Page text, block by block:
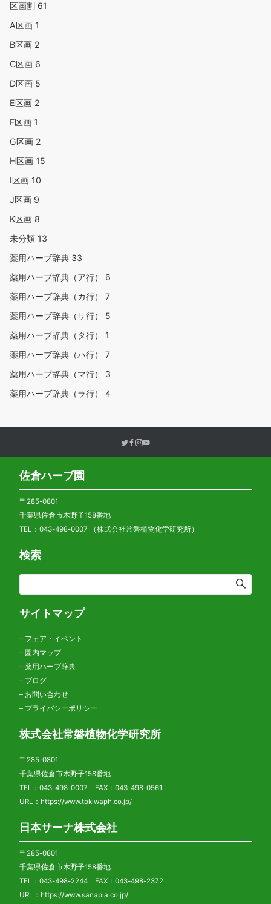
区画割 61
A区画 1
B区画 2
C区画 6
D区画 5
E区画 2
F区画 1
G区画 2
H区画 15
I区画 10
J区画 9
K区画 8
未分類 13
薬用ハーブ辞典 33
薬用ハーブ辞典（ア行） 6
薬用ハーブ辞典（カ行） 7
薬用ハーブ辞典（サ行） 5
薬用ハーブ辞典（タ行） 1
薬用ハーブ辞典（ハ行） 7
薬用ハーブ辞典（マ行） 3
薬用ハーブ辞典（ラ行） 4
佐倉ハーブ園
〒285-0801
千葉県佐倉市木野子158番地
TEL：043-498-0007 （株式会社常磐植物化学研究所）
検索
サイトマップ
– フェア・イベント
– 園内マップ
– 薬用ハーブ辞典
– ブログ
– お問い合わせ
– プライバシーポリシー
株式会社常磐植物化学研究所
〒285-0801
千葉県佐倉市木野子158番地
TEL：043-498-0007 FAX：043-498-0561
URL： https://www.tokiwaph.co.jp/
日本サーナ株式会社
〒285-0801
千葉県佐倉市木野子158番地
TEL：043-498-2244 FAX：043-498-2372
URL： https://www.sanapia.co.jp/